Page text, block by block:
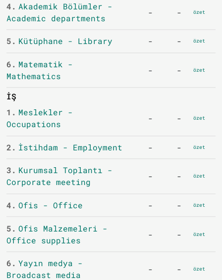
4. Akademik Bölümler -
Academic departments
- - özet
5. Kütüphane - Library - - özet
6. Matematik -
Mathematics
- - özet
İŞ
1. Meslekler -
Occupations
- - özet
2. İstihdam - Employment - - özet
3. Kurumsal Toplantı -
Corporate meeting
- - özet
4. Ofis - Office - - özet
5. Ofis Malzemeleri -
Office supplies
- - özet
6. Yayın medya -
Broadcast media
- - özet